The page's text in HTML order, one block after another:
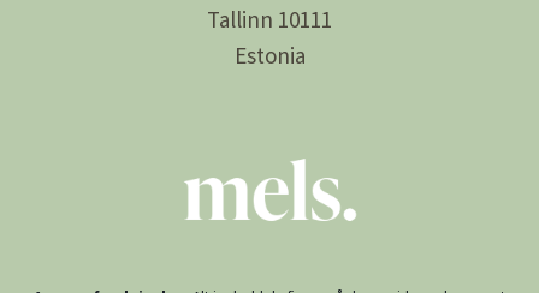
Tallinn 10111
Estonia